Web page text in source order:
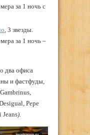
за 1 ночь с
, 3 звезды.
за 1 ночь –
два офиса
и фастфуды,
Pepe
Jeans).